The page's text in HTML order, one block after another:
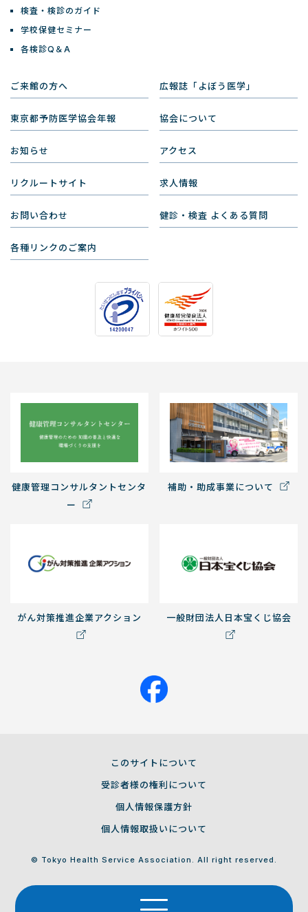
検査・検診のガイド
学校保健セミナー
各検診Q＆A
ご来館の方へ 広報誌「よぼう医学」
東京都予防医学協会年報 協会について
お知らせ アクセス
リクルートサイト 求人情報
お問い合わせ 健診・検査 よくある質問
各種リンクのご案内
健康管理コンサルタントセンタ
ー
補助・助成事業について
がん対策推進企業アクション 一般財団法人日本宝くじ協会
このサイトについて
受診者様の権利について
個人情報保護方針
個人情報取扱いについて
© Tokyo Health Service Association. All right reserved.